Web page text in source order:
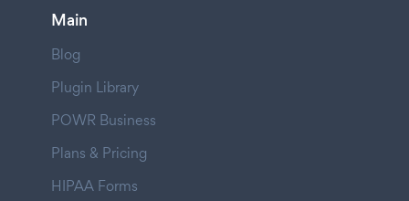
Main
Blog
Plugin Library
POWR Business
Plans & Pricing
HIPAA Forms